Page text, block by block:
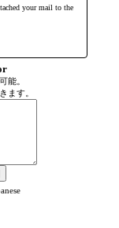
your mail to the
能。
ます。